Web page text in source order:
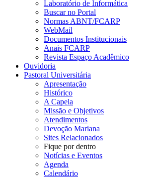
Laboratório de Informática
Buscar no Portal
Normas ABNT/FCARP
WebMail
Documentos Institucionais
Anais FCARP
Revista Espaço Acadêmico
Ouvidoria
Pastoral Universitária
Apresentação
Histórico
A Capela
Missão e Objetivos
Atendimentos
Devoção Mariana
Sites Relacionados
Fique por dentro
Notícias e Eventos
Agenda
Calendário